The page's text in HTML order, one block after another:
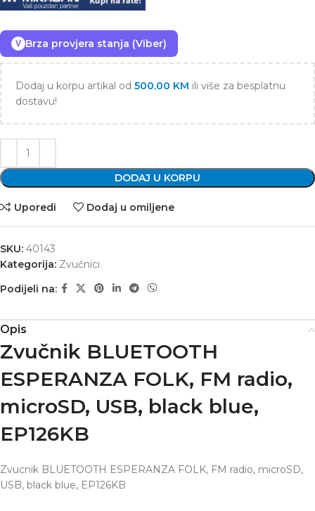
V Brza provjera stanja (Viber)
Dodaj u korpu artikal od 500.00 KM ili više za besplatnu
dostavu!
DODAJ U KORPU
Uporedi Dodaj u omiljene
SKU: 40143
Kategorija: Zvučnici
Podijeli na:
Opis
Zvučnik BLUETOOTH
ESPERANZA FOLK, FM radio,
microSD, USB, black blue,
EP126KB
Zvucnik BLUETOOTH ESPERANZA FOLK, FM radio, microSD,
USB, black blue, EP126KB